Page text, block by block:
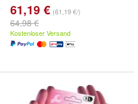
61,19 € (61,19 €/)
64,98 €
Kostenloser Versand